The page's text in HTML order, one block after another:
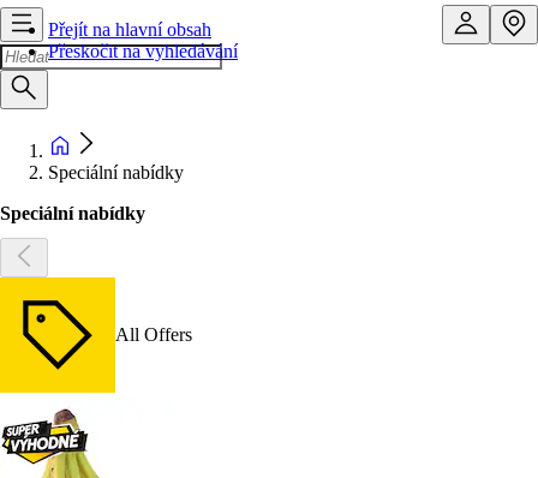
Přejít na hlavní obsah
Přeskočit na vyhledávání
Speciální nabídky
Speciální nabídky
All Offers